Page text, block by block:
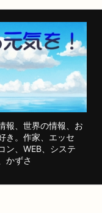
報、世界の情報、お
き。作家、エッセ
ン、WEB、システ
かずさ